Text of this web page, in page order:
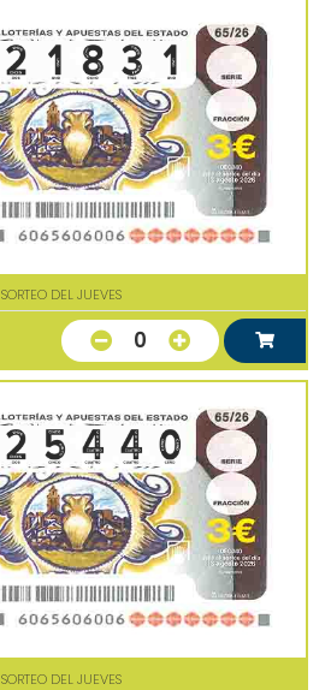
SORTEO DEL JUEVES
0
SORTEO DEL JUEVES